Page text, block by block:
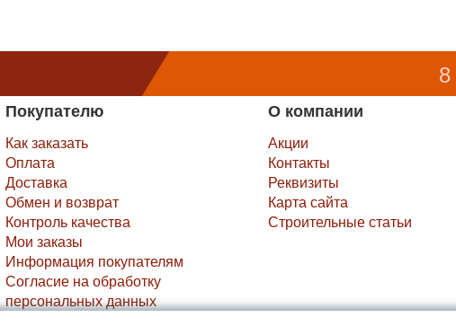
8
Покупателю
Как заказать
Оплата
Доставка
Обмен и возврат
Контроль качества
Мои заказы
Информация покупателям
Согласие на обработку
персональных данных
О компании
Акции
Контакты
Реквизиты
Карта сайта
Строительные статьи